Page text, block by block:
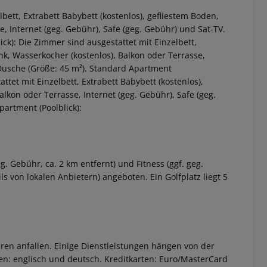
Extrabett Babybett (kostenlos), gefliestem Boden,
Internet (geg. Gebühr), Safe (geg. Gebühr) und Sat-TV.
Die Zimmer sind ausgestattet mit Einzelbett,
Wasserkocher (kostenlos), Balkon oder Terrasse,
(Größe: 45 m²). Standard Apartment
mit Einzelbett, Extrabett Babybett (kostenlos),
oder Terrasse, Internet (geg. Gebühr), Safe (geg.
(Poolblick):
Gebühr, ca. 2 km entfernt) und Fitness (ggf. geg.
von lokalen Anbietern) angeboten. Ein Golfplatz liegt 5
anfallen. Einige Dienstleistungen hängen von der
englisch und deutsch. Kreditkarten: Euro/MasterCard